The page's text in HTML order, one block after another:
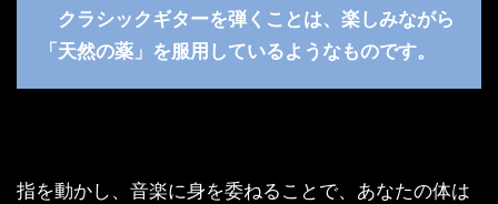
クラシックギターを弾くことは、楽しみながら
「天然の薬」を服用しているようなものです。
指を動かし、音楽に身を委ねることで、あなたの体は